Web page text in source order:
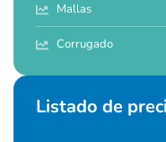
Mallas
Corrugado
Listado de